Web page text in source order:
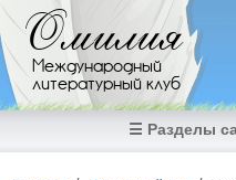
Перейти к основному
Омилия
Международный
литературный клуб
☰ Разделы